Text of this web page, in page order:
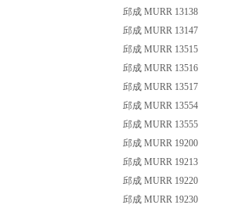
邱成 MURR 13138
邱成 MURR 13147
邱成 MURR 13515
邱成 MURR 13516
邱成 MURR 13517
邱成 MURR 13554
邱成 MURR 13555
邱成 MURR 19200
邱成 MURR 19213
邱成 MURR 19220
邱成 MURR 19230